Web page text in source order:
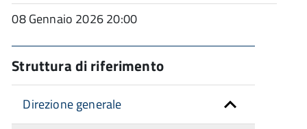
08 Gennaio 2026 20:00
Struttura di riferimento
Direzione generale